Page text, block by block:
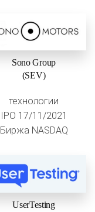
Sono Group
(SEV)
технологии
IPO 17/11/2021
Биржа NASDAQ
UserTesting